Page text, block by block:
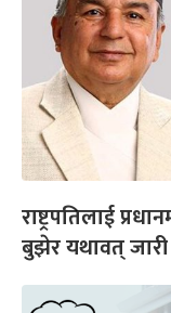
राष्ट्रपतिलाई
बुझेर यथावत् जारी